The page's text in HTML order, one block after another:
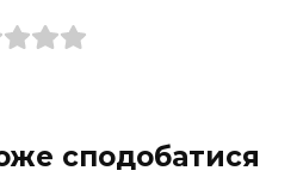
сподобатися